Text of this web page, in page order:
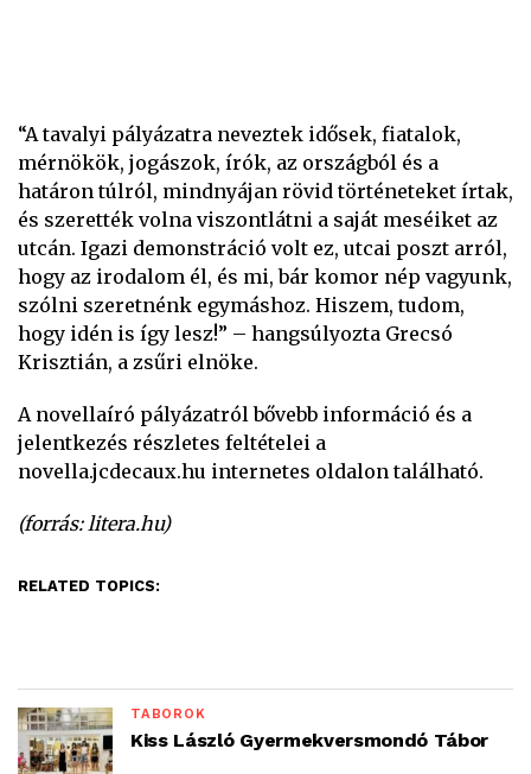
“A tavalyi pályázatra neveztek idősek, fiatalok,
mérnökök, jogászok, írók, az országból és a
határon túlról, mindnyájan rövid történeteket írtak,
és szerették volna viszontlátni a saját meséiket az
utcán. Igazi demonstráció volt ez, utcai poszt arról,
hogy az irodalom él, és mi, bár komor nép vagyunk,
szólni szeretnénk egymáshoz. Hiszem, tudom,
hogy idén is így lesz!” – hangsúlyozta Grecsó
Krisztián, a zsűri elnöke.
A novellaíró pályázatról bővebb információ és a
jelentkezés részletes feltételei a
novella.jcdecaux.hu internetes oldalon található.
(forrás: litera.hu)
RELATED TOPICS:
TÁBOROK
Kiss László Gyermekversmondó Tábor